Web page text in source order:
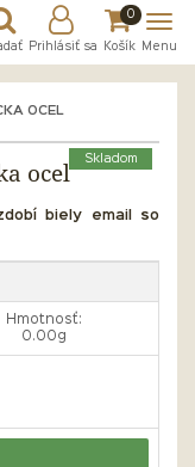
Prihlásiť sa
0
Košík Menu
OCEL
Skladom
ocel
biely email so
Hmotnosť:
0.00g